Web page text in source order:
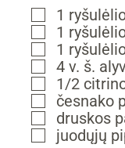
▢
1
▢
1
▢
1
▢
4 v. š.
▢
1/2
▢
česnako
▢
druskos
▢
juodųjų